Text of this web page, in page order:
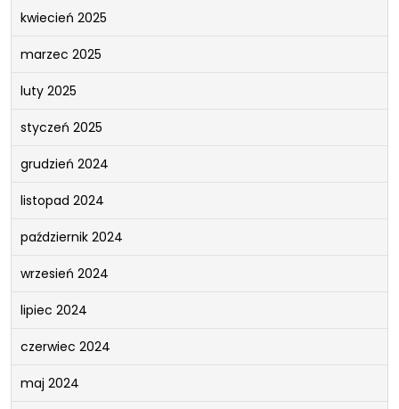
kwiecień 2025
marzec 2025
luty 2025
styczeń 2025
grudzień 2024
listopad 2024
październik 2024
wrzesień 2024
lipiec 2024
czerwiec 2024
maj 2024